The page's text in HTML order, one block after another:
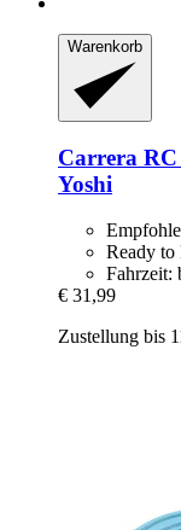
Warenkorb
Carrera
Yoshi
Ready
Fahrzeit:
€ 31,99
Zustellung bis